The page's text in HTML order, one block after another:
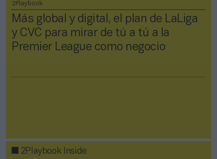
2Playbook
Más global y digital, el plan de LaLiga
y CVC para mirar de tú a tú a la
Premier League como negocio
2Playbook Inside